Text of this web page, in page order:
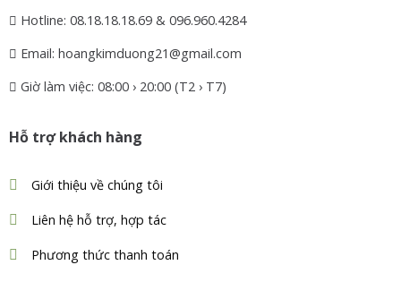
Hotline: 08.18.18.18.69 & 096.960.4284
Email: hoangkimduong21@gmail.com
Giờ làm việc: 08:00 › 20:00 (T2 › T7)
Hỗ trợ khách hàng
Giới thiệu về chúng tôi
Liên hệ hỗ trợ, hợp tác
Phương thức thanh toán